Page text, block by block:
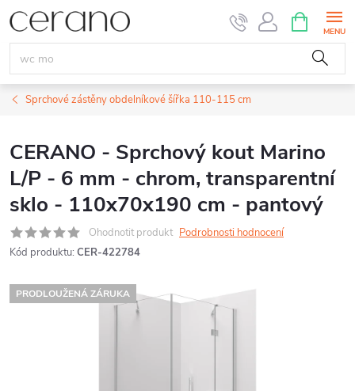
Přejít
na
obsah
NÁKUPNÍ
KOŠÍK
Sprchové zástěny obdelníkové šířka 110-115 cm
CERANO - Sprchový kout Marino
L/P - 6 mm - chrom, transparentní
sklo - 110x70x190 cm - pantový
Ohodnotit produkt Podrobnosti hodnocení
Kód produktu: CER-422784
PRODLOUŽENÁ ZÁRUKA